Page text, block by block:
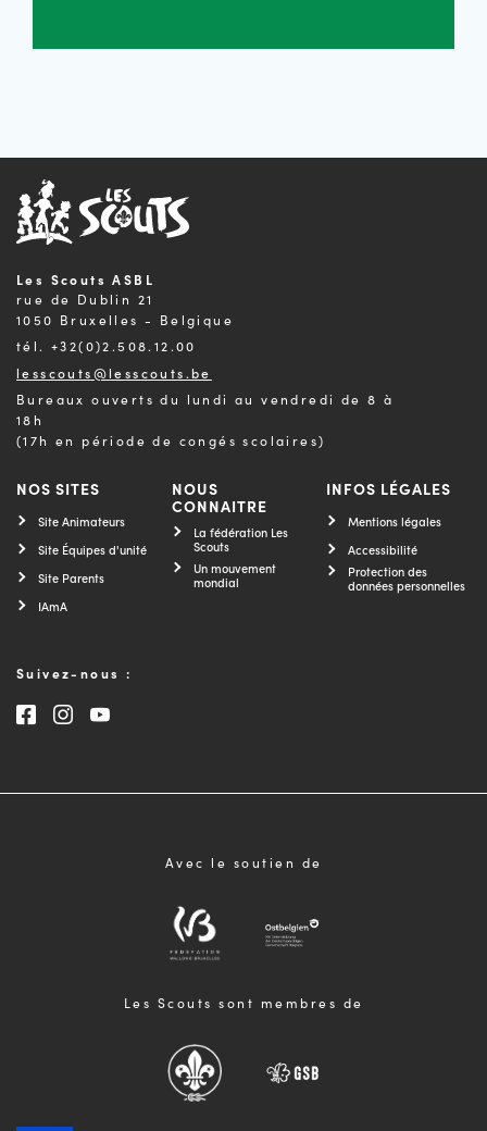
Les Scouts ASBL
rue de Dublin 21
1050 Bruxelles - Belgique
tél. +32(0)2.508.12.00
lesscouts@lesscouts.be
Bureaux ouverts du lundi au vendredi de 8 à
18h
(17h en période de congés scolaires)
NOS SITES
Site Animateurs
Site Équipes d'unité
Site Parents
IAmA
NOUS
CONNAITRE
La fédération Les
Scouts
Un mouvement
mondial
INFOS LÉGALES
Mentions légales
Accessibilité
Protection des
données personnelles
Suivez-nous :
Consultez notre page Facebook
Consultez notre page Instagram
Consultez notre chaîne Youtube
Avec le soutien de
Les Scouts sont membres de